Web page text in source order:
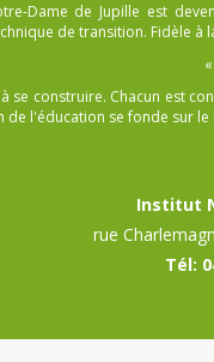
Dame de Jupille est
de transition. Fidèle à
se construire. Chacun est
de l'éducation se fonde sur
Institut
rue
Tél: